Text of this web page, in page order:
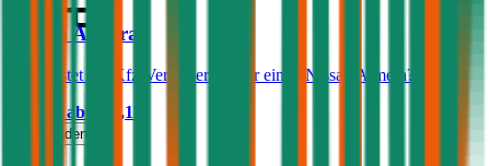
Nissan Almera
Was kostet die Kfz-Versicherung für einen Nissan Almera?
Prämie ab
€ 43,17
Mehr laden